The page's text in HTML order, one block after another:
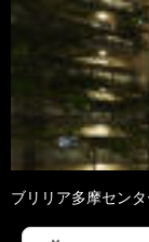
ブリリア多摩セン